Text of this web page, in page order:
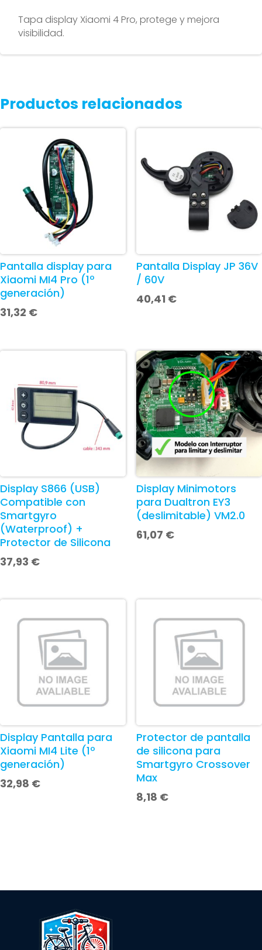
Tapa display Xiaomi 4 Pro, protege y mejora
visibilidad.
Productos relacionados
Pantalla display para
Xiaomi MI4 Pro (1º
generación)
31,32 €
Pantalla Display JP 36V
/ 60V
40,41 €
Display S866 (USB)
Compatible con
Smartgyro
(Waterproof) +
Protector de Silicona
37,93 €
Display Minimotors
para Dualtron EY3
(deslimitable) VM2.0
61,07 €
Display Pantalla para
Xiaomi MI4 Lite (1º
generación)
32,98 €
Protector de pantalla
de silicona para
Smartgyro Crossover
Max
8,18 €